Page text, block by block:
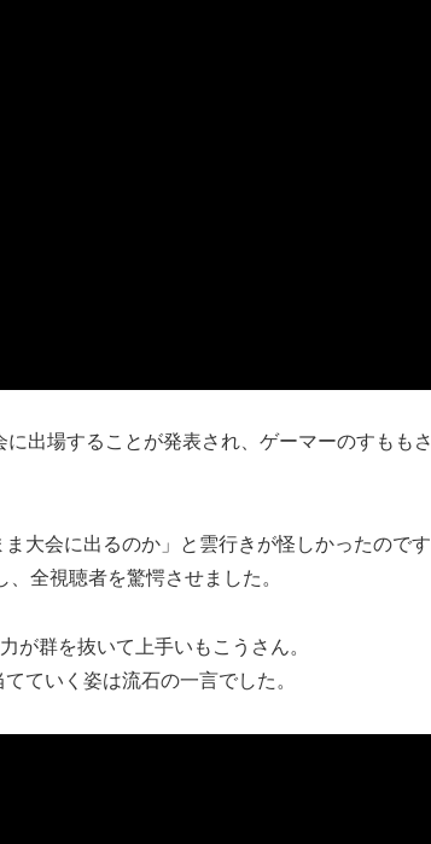
出場することが発表され、ゲーマーのすももさ
大会に出るのか」と雲行きが怪しかったのです
全視聴者を驚愕させました。
が群を抜いて上手いもこうさん。
ていく姿は流石の一言でした。